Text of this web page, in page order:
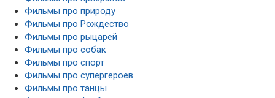
Фильмы про природу
Фильмы про Рождество
Фильмы про рыцарей
Фильмы про собак
Фильмы про спорт
Фильмы про супергероев
Фильмы про танцы